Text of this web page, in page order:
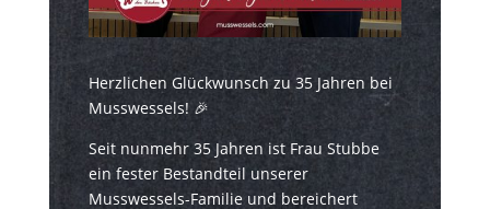
Herzlichen Glückwunsch zu 35 Jahren bei
Musswessels! 🎉
Seit nunmehr 35 Jahren ist Frau Stubbe
ein fester Bestandteil unserer
Musswessels-Familie und bereichert